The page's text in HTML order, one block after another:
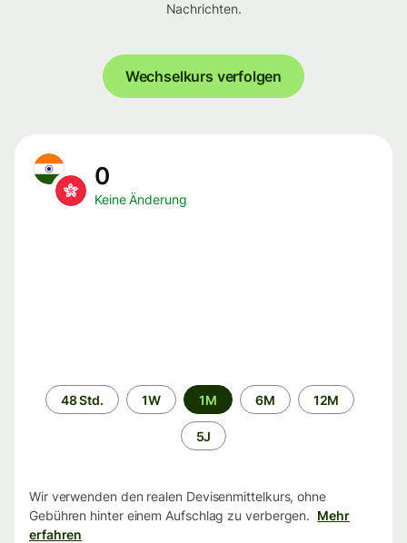
Nachrichten.
Wechselkurs verfolgen
0
Keine Änderung
Zeitraum
48 Std. 1W 1M 6M 12M
5J
Wir verwenden den realen Devisenmittelkurs, ohne
Gebühren hinter einem Aufschlag zu verbergen. Mehr
erfahren